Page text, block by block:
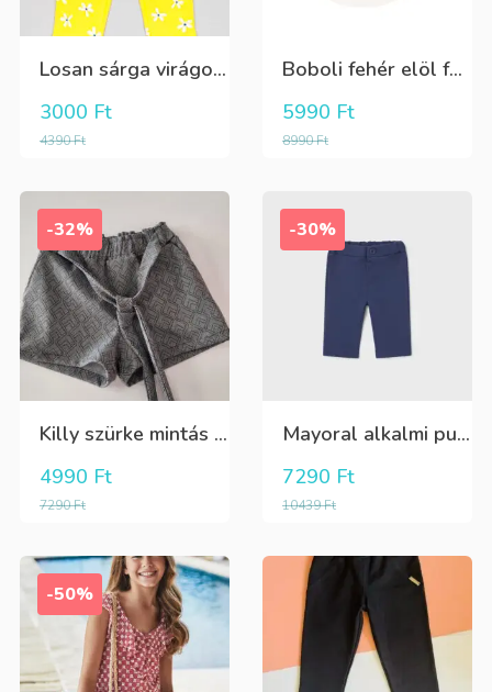
Losan sárga virágos 3/4-es leggings
4390Ft
3000 Ft
Boboli fehér elöl fekete tüll+gyöngyös csini póló
8990Ft
5990 Ft
-32%
Killy szürke mintás rövidnadrág
7290Ft
4990 Ft
-30%
Mayoral alkalmi puha kék élre vasalt nadrág, behúzható derékrésszel
10439Ft
7290 Ft
-50%